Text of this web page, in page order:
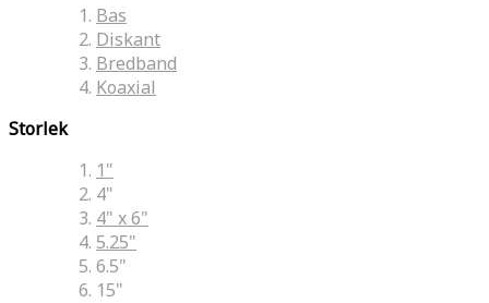
Bas
Diskant
Bredband
Koaxial
Storlek
1"
4"
4" x 6"
5.25"
6.5"
15"